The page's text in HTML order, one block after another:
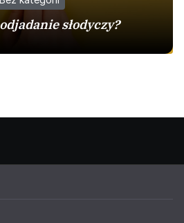
słodyczy?